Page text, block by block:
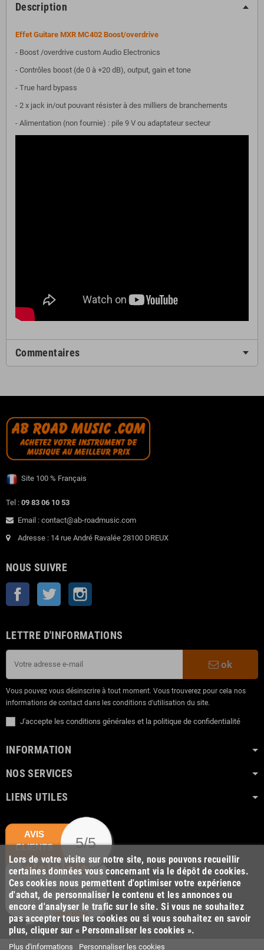
Description
Effet Guitare MXR MC402 Boost/overdrive
- Boost /overdrive custom Audio Electronics
- Contrôles boost (de 0 à +20 dB), output, gain et tone
- True hard bypass
- 2 x jack in/out pouvant résister à des milliers de branchements
- Alimentation (non fournie) : pile 9 V ou adaptateur secteur
Commentaires
Site 100 % Français
Tel : 09 83 06 10 53
Email : contact@ab-roadmusic.com
Adresse : 14 rue André Ravalée 28100 DREUX
NOUS SUIVRE
Facebook Twitter
LETTRE D'INFORMATIONS
ok
Vous pouvez vous désinscrire à tout moment. Vous trouverez pour cela nos
informations de contact dans les conditions d'utilisation du site.
J'accepte les conditions générales et la politique de confidentialité
INFORMATION
NOS SERVICES
LIENS UTILES
Lors de votre visite sur notre site, nous pouvons recueillir
certaines données vous concernant via le dépôt de cookies.
Ces cookies nous permettent d'optimiser votre expérience
d'achat, de personnaliser le contenu et les annonces ou
encore d'analyser le trafic sur le site. Si vous ne souhaitez
pas accepter tous les cookies ou si vous souhaitez en savoir
plus, cliquer sur « Personnaliser les cookies ».
Plus d'informations Personnaliser les cookies
AVIS
CLIENTS
5/5
Livraison rapide et soignée.
Equipe très...
voir plus